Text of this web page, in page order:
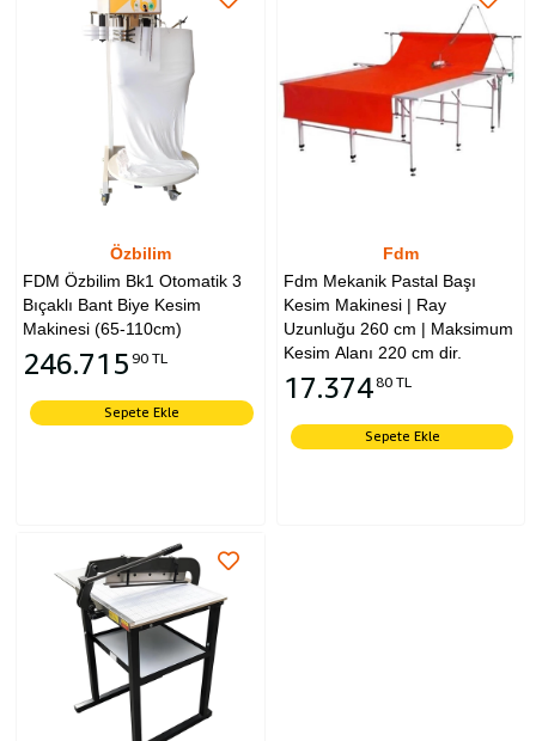
Özbilim
FDM Özbilim Bk1 Otomatik 3
Bıçaklı Bant Biye Kesim
Makinesi (65-110cm)
246.715 90 TL
Sepete Ekle
Fdm
Fdm Mekanik Pastal Başı
Kesim Makinesi | Ray
Uzunluğu 260 cm | Maksimum
Kesim Alanı 220 cm dir.
17.37480 TL
Sepete Ekle